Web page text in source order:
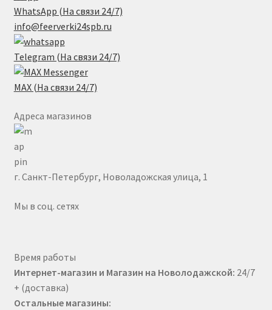
WhatsApp (На связи 24/7)
info@feerverki24spb.ru
Telegram (На связи 24/7)
MAX (На связи 24/7)
Адреса магазинов
г. Санкт-Петербург, Новоладожская улица, 1
Мы в соц. сетях
Время работы
Интернет-магазин и Магазин на Новолодажской: 24/7
+ (доставка)
Остальные магазины: